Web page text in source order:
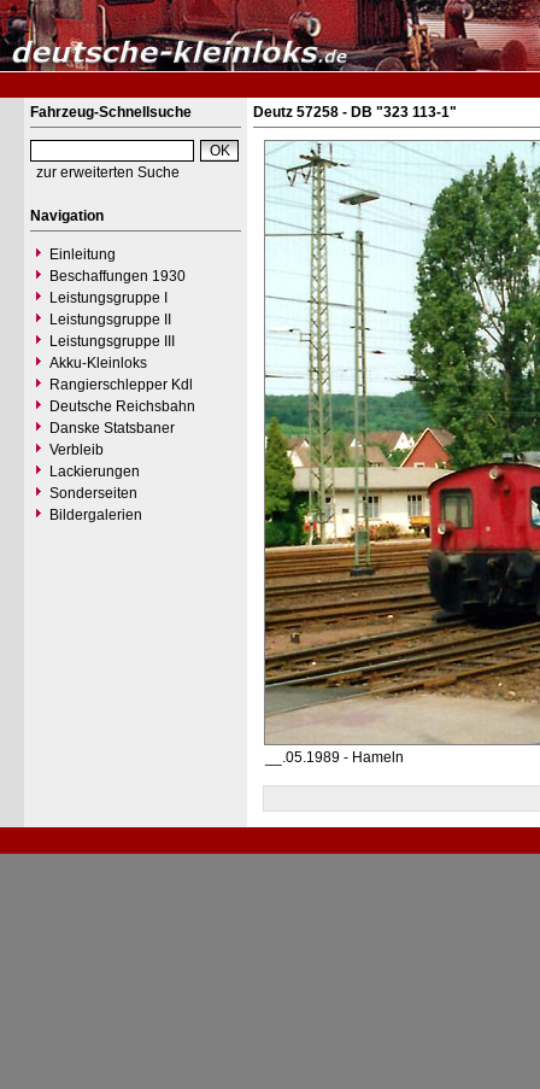
Fahrzeug-Schnellsuche
zur erweiterten Suche
Navigation
Einleitung
Beschaffungen 1930
Leistungsgruppe I
Leistungsgruppe II
Leistungsgruppe III
Akku-Kleinloks
Rangierschlepper Kdl
Deutsche Reichsbahn
Danske Statsbaner
Verbleib
Lackierungen
Sonderseiten
Bildergalerien
Deutz 57258 - DB "323 113-1"
__.05.1989 - Hameln